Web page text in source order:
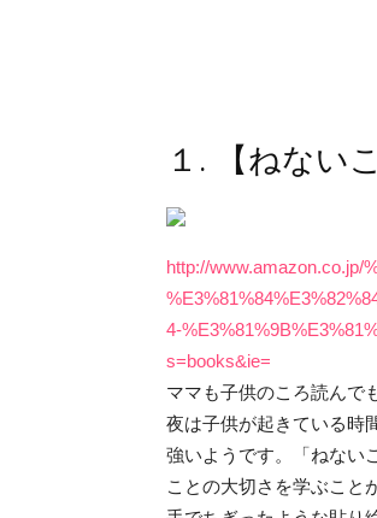
１. 【ねない
http://www.amazon.co.jp/
4-
s=books&ie=
ママも子供のころ読んで
夜は子供が起きている時
強いようです。「ねない
ことの大切さを学ぶこと